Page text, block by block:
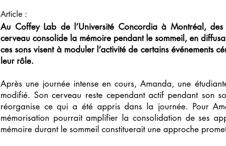
Article :
Au Coffey Lab de l’Université Concordia à Montréal, des
cerveau consolide la mémoire pendant le sommeil, en
ces sons visent à moduler l’activité de certains événements
leur rôle.
Après une journée intense en cours, Amanda, une
modifié. Son cerveau reste cependant actif pendant son
réorganise ce qui a été appris dans la journée. Pour
mémorisation pourrait amplifier la consolidation de ses
mémoire durant le sommeil constituerait une approche